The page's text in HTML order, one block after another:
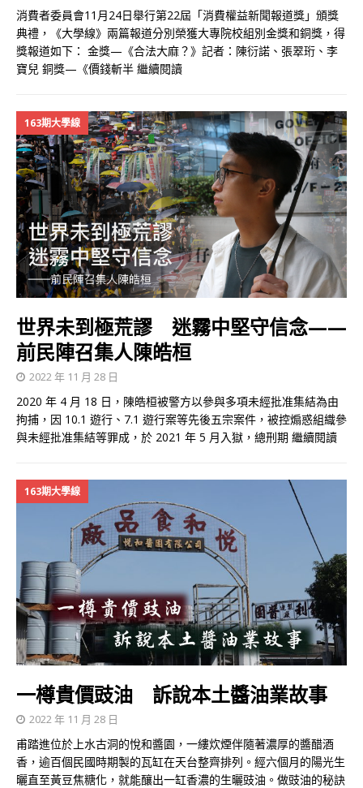
消費者委員會11月24日舉行第22屆「消費權益新聞報道獎」頒獎
典禮，《大學線》兩篇報道分別榮獲大專院校組別金獎和銅獎，得
獎報道如下： 金獎—《合法大麻？》記者：陳衍諾、張翠珩、李
寶兒 銅獎—《價錢斬半 繼續閱讀
163期大學線
世界未到極荒謬 迷霧中堅守信念​​——
前民陣召集人陳皓桓
2022 年 11 月 28 日
2020 年 4 月 18 日，陳皓桓被警方以參與多項未經批准集結為由
拘捕，因 10.1 遊行、7.1 遊行案等先後五宗案件，被控煽惑組織參
與未經批准集結等罪成，於 2021 年 5 月入獄，總刑期 繼續閱讀
163期大學線
一樽貴價豉油 訴說本土醬油業故事
2022 年 11 月 28 日
甫踏進位於上水古洞的悅和醬園，一縷炊煙伴隨著濃厚的醬醋酒
香，逾百個民國時期製的瓦缸在天台整齊排列。經六個月的陽光生
曬直至黃豆焦糖化，就能釀出一缸香濃的生曬豉油。做豉油的秘訣